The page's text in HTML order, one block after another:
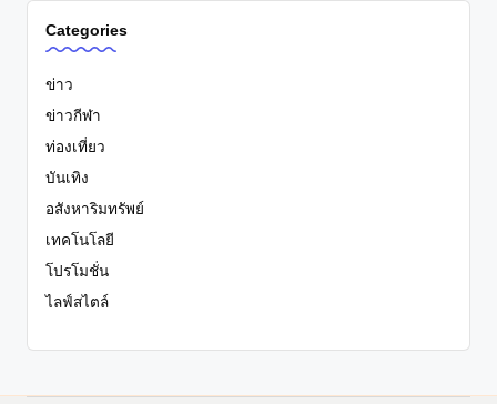
Categories
ข่าว
ข่าวกีฬา
ท่องเที่ยว
บันเทิง
อสังหาริมทรัพย์
เทคโนโลยี
โปรโมชั่น
ไลฟ์สไตล์